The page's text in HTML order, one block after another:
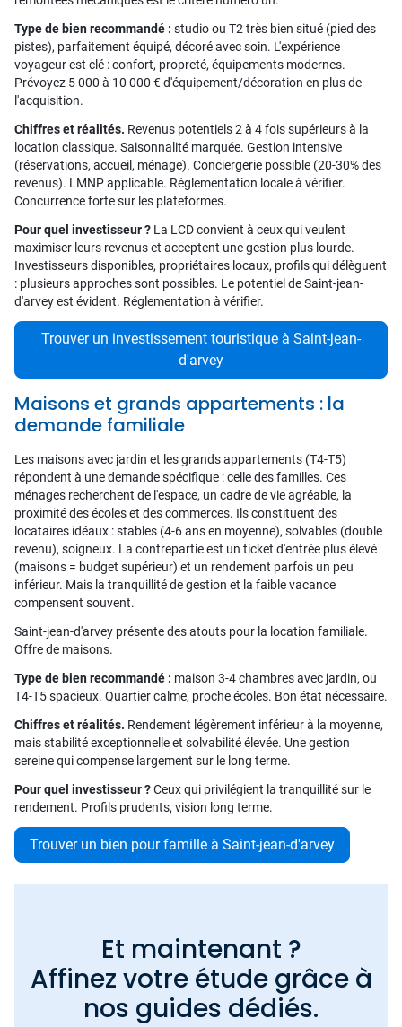
Type de bien recommandé : studio ou T2 très bien situé (pied des
pistes), parfaitement équipé, décoré avec soin. L'expérience
voyageur est clé : confort, propreté, équipements modernes.
Prévoyez 5 000 à 10 000 € d'équipement/décoration en plus de
l'acquisition.
Chiffres et réalités. Revenus potentiels 2 à 4 fois supérieurs à la
location classique. Saisonnalité marquée. Gestion intensive
(réservations, accueil, ménage). Conciergerie possible (20-30% des
revenus). LMNP applicable. Réglementation locale à vérifier.
Concurrence forte sur les plateformes.
Pour quel investisseur ? La LCD convient à ceux qui veulent
maximiser leurs revenus et acceptent une gestion plus lourde.
Investisseurs disponibles, propriétaires locaux, profils qui délèguent
: plusieurs approches sont possibles. Le potentiel de Saint-jean-
d'arvey est évident. Réglementation à vérifier.
Trouver un investissement touristique à Saint-jean-
d'arvey
Maisons et grands appartements : la
demande familiale
Les maisons avec jardin et les grands appartements (T4-T5)
répondent à une demande spécifique : celle des familles. Ces
ménages recherchent de l'espace, un cadre de vie agréable, la
proximité des écoles et des commerces. Ils constituent des
locataires idéaux : stables (4-6 ans en moyenne), solvables (double
revenu), soigneux. La contrepartie est un ticket d'entrée plus élevé
(maisons = budget supérieur) et un rendement parfois un peu
inférieur. Mais la tranquillité de gestion et la faible vacance
compensent souvent.
Saint-jean-d'arvey présente des atouts pour la location familiale.
Offre de maisons.
Type de bien recommandé : maison 3-4 chambres avec jardin, ou
T4-T5 spacieux. Quartier calme, proche écoles. Bon état nécessaire.
Chiffres et réalités. Rendement légèrement inférieur à la moyenne,
mais stabilité exceptionnelle et solvabilité élevée. Une gestion
sereine qui compense largement sur le long terme.
Pour quel investisseur ?Ceux qui privilégient la tranquillité sur le
rendement. Profils prudents, vision long terme.
Trouver un bien pour famille à Saint-jean-d'arvey
Et maintenant ?
Affinez votre étude grâce à
nos guides dédiés.